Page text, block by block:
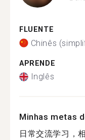
FLUENTE
Chinês
APRENDE
Inglês
Minhas metas
日常交流学习，